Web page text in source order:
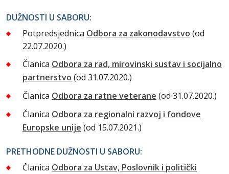
DUŽNOSTI U SABORU:
Potpredsjednica Odbora za zakonodavstvo (od
22.07.2020.)
Članica Odbora za rad, mirovinski sustav i socijalno
partnerstvo (od 31.07.2020.)
Članica Odbora za ratne veterane (od 31.07.2020.)
Članica Odbora za regionalni razvoj i fondove
Europske unije (od 15.07.2021.)
PRETHODNE DUŽNOSTI U SABORU:
Članica Odbora za Ustav, Poslovnik i politički